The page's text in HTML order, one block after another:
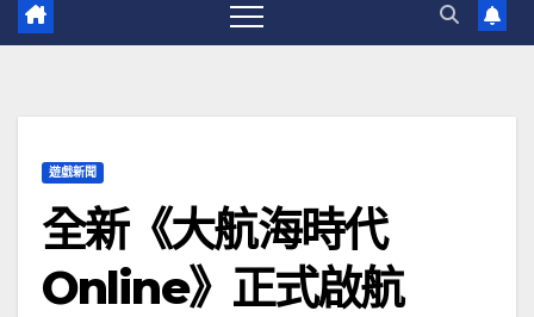
遊戲新聞
全新《大航海時代
Online》正式啟航